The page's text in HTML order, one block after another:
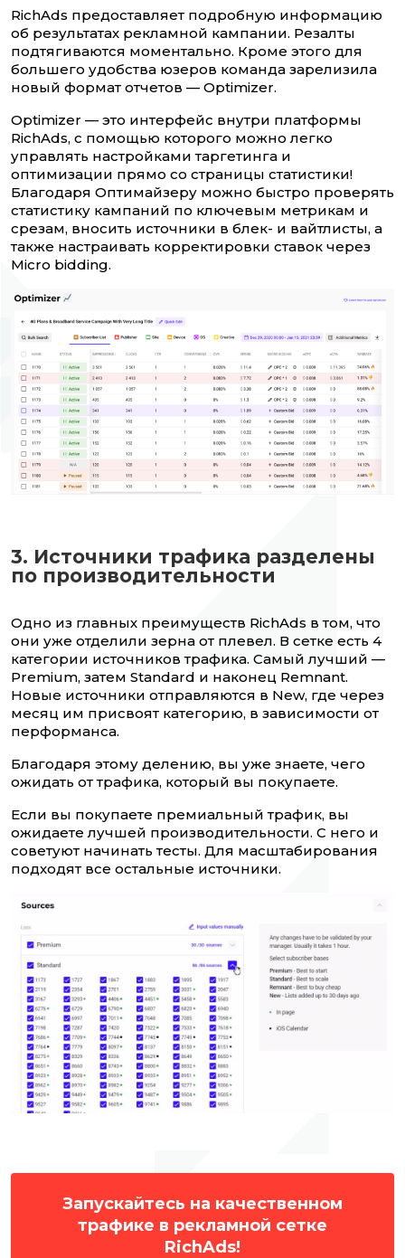
RichAds предоставляет подробную информацию
об результатах рекламной кампании. Резалты
подтягиваются моментально. Кроме этого для
большего удобства юзеров команда зарелизила
новый формат отчетов — Optimizer.
Optimizer — это интерфейс внутри платформы
RichAds, с помощью которого можно легко
управлять настройками таргетинга и
оптимизации прямо со страницы статистики!
Благодаря Оптимайзеру можно быстро проверять
статистику кампаний по ключевым метрикам и
срезам, вносить источники в блек- и вайтлисты, а
также настраивать корректировки ставок через
Micro bidding.
3. Источники трафика разделены
по производительности
Одно из главных преимуществ RichAds в том, что
они уже отделили зерна от плевел. В сетке есть 4
категории источников трафика. Самый лучший —
Premium, затем Standard и наконец Remnant.
Новые источники отправляются в New, где через
месяц им присвоят категорию, в зависимости от
перформанса.
Благодаря этому делению, вы уже знаете, чего
ожидать от трафика, который вы покупаете.
Если вы покупаете премиальный трафик, вы
ожидаете лучшей производительности. С него и
советуют начинать тесты. Для масштабирования
подходят все остальные источники.
Запускайтесь на качественном
трафике в рекламной сетке
RichAds!